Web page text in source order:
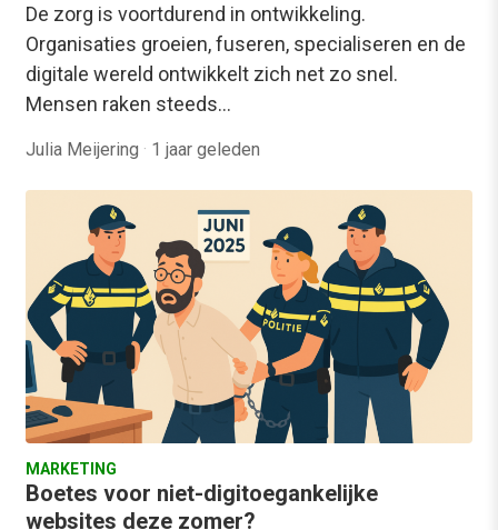
De zorg is voortdurend in ontwikkeling.
Organisaties groeien, fuseren, specialiseren en de
digitale wereld ontwikkelt zich net zo snel.
Mensen raken steeds…
Julia Meijering · 1 jaar geleden
MARKETING
Boetes voor niet-digitoegankelijke
websites deze zomer?